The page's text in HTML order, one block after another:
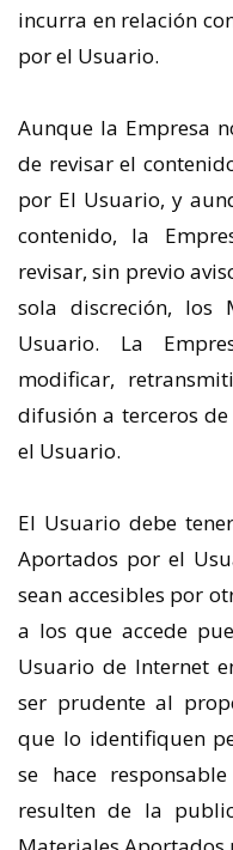
incurra en relación
por el Usuario.
Aunque la Empresa
de revisar el
por El Usuario, y
contenido, la
revisar, sin previo
sola discreción, los
Usuario. La
modificar,
difusión a terceros
el Usuario.
El Usuario debe
Aportados por el
sean accesibles por
a los que accede
Usuario de Internet
ser prudente al
que lo identifiquen
se hace
resulten de la